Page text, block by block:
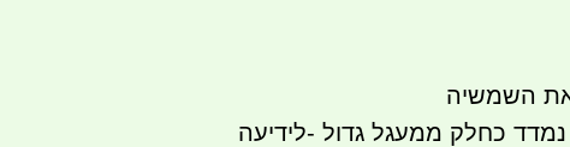
השמשיה
כחלק ממעגל גדול -לידיעה